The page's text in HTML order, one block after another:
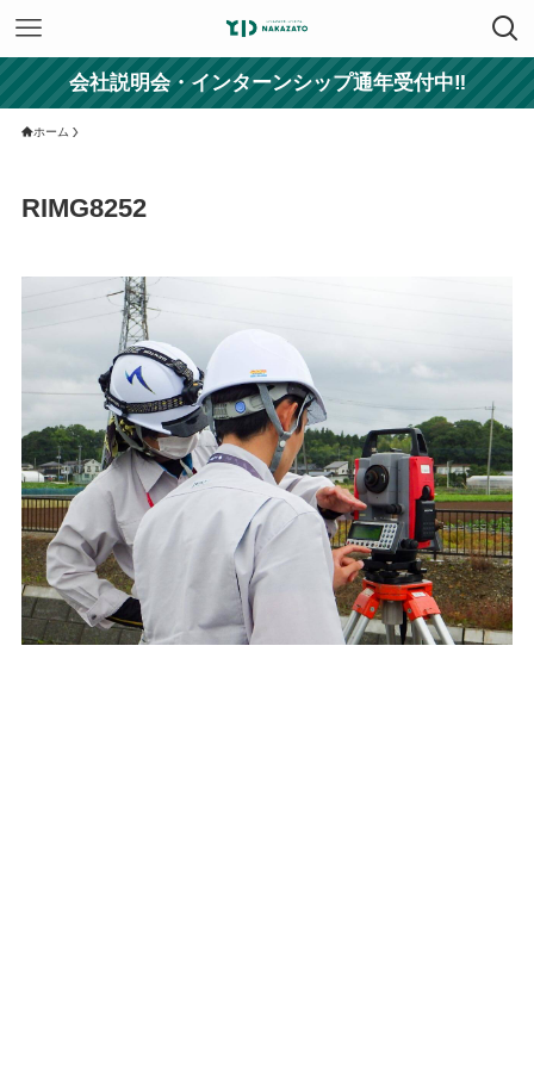
会社説明会・インターンシップ通年受付中‼
ホーム
RIMG8252